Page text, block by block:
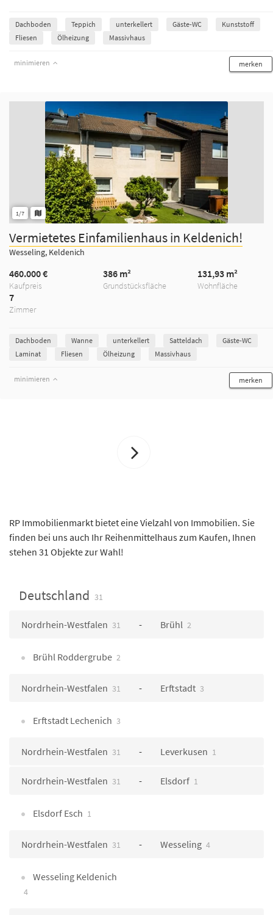
Dachboden Teppich unterkellert Gäste-WC
Kunststoff
Fliesen
Ölheizung Massivhaus
minimieren merken
1/7
Vermietetes Einfamilienhaus in Keldenich!
Wesseling, Keldenich
Kaufpreis
460.000 €
Grundstücksfläche
386 m²
Wohnfläche
131,93 m²
Zimmer
7
Dachboden Wanne unterkellert Satteldach
Gäste-WC
Laminat
Fliesen Ölheizung Massivhaus
minimieren merken
RP Immobilienmarkt bietet eine Vielzahl von Immobilien. Sie
finden bei uns auch Ihr Reihenmittelhaus zum Kaufen, Ihnen
stehen 31 Objekte zur Wahl!
Deutschland 31
Nordrhein-Westfalen 31 Brühl 2
Brühl Roddergrube 2
Nordrhein-Westfalen 31 Erftstadt 3
Erftstadt Lechenich 3
Nordrhein-Westfalen 31 Leverkusen 1
Nordrhein-Westfalen 31 Elsdorf 1
Elsdorf Esch 1
Nordrhein-Westfalen 31 Wesseling 4
Wesseling Keldenich
4